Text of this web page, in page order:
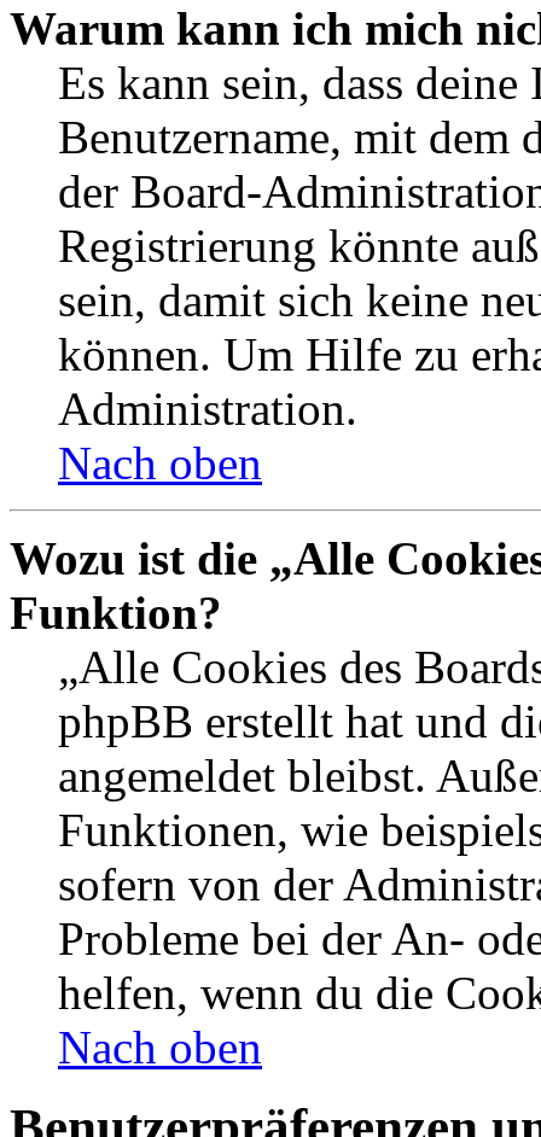
Warum kann ich mich
Es kann sein, dass
Benutzername, mit dem
der Board-
Registrierung könnte
sein, damit sich keine
können. Um Hilfe zu
Administration.
Nach oben
Wozu ist die „Alle
Funktion?
„Alle Cookies des
phpBB erstellt hat und
angemeldet bleibst.
Funktionen, wie
sofern von der
Probleme bei der An-
helfen, wenn du die
Nach oben